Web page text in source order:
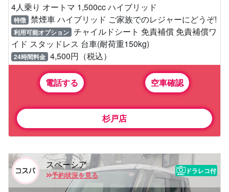
4人乗り オートマ 1,500cc ハイブリッド
特徴 禁煙車 ハイブリッド ご家族でのレジャーにどうぞ!
利用可能オプション チャイルドシート 免責補償 免責補償ワ
イド スタッドレス 台車(耐荷重150kg)
24時間料金 4,500円（税込）
電話する 空車確認
杉戸店
スペーシア
予約状況を見る
ドラレコ付